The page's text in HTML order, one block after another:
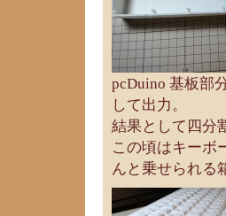
pcDuino 基板部
して出力。
結果として四分
この頃はキーボ
んと乗せられる